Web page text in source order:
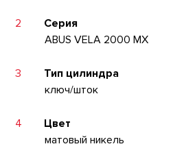
2
Серия
ABUS VELA 2000 MX
3
Тип цилиндра
ключ/шток
4
Цвет
матовый никель